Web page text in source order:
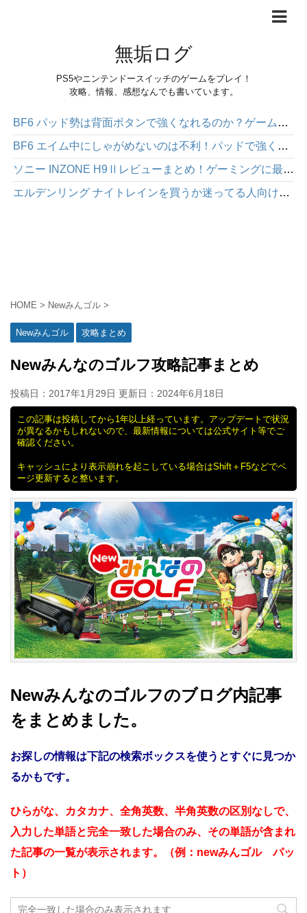
無垢ログ
PS5やニンテンドースイッチのゲームをプレイ！
攻略、情報、感想なんでも書いています。
BF6 パッド勢は背面ボタンで強くなれるのか？ゲームパッド「HEXGAMING PHANTOM」感想レビュー
BF6 エイム中にしゃがめないのは不利！パッドで強くなりたいなら背面ボタンを使った方が絶対にいい
ソニー INZONE H9Ⅱレビューまとめ！ゲーミングに最適な高性能ワイヤレスヘッドホン
エルデンリング ナイトレインを買うか迷ってる人向け｜面白さや注意点を正直にレビュー
HOME > Newみんゴル >
Newみんゴル 攻略まとめ
Newみんなのゴルフ攻略記事まとめ
投稿日：2017年1月29日 更新日： 2024年6月18日
この記事は投稿してから1年以上経っています。アップデートで状況
が異なるかもしれないので、最新情報については公式サイト等でご
確認ください。
キャッシュにより表示崩れを起こしている場合はShift＋F5などでペ
ージ更新すると整います。
Newみんなのゴルフのブログ内記事
をまとめました。
お探しの情報は下記の検索ボックスを使うとすぐに見つか
るかもです。
ひらがな、カタカナ、全角英数、半角英数の区別なしで、
入力した単語と完全一致した場合のみ、その単語が含まれ
た記事の一覧が表示されます。（例：newみんゴル パッ
ト）